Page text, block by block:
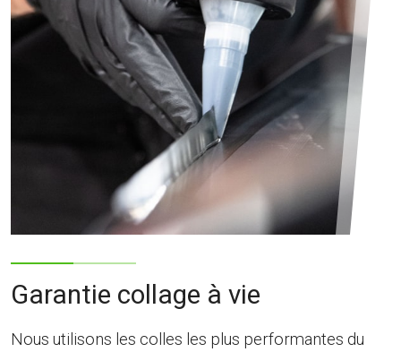
Garantie collage à vie
Nous utilisons les colles les plus performantes du